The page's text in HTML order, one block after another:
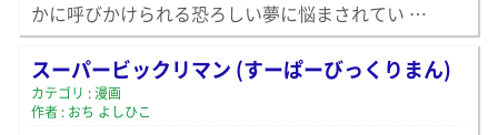
かに呼びかけられる恐ろしい夢に悩まされてい …
スーパービックリマン (すーぱーびっくりまん)
カテゴリ : 漫画
作者 : おち よしひこ